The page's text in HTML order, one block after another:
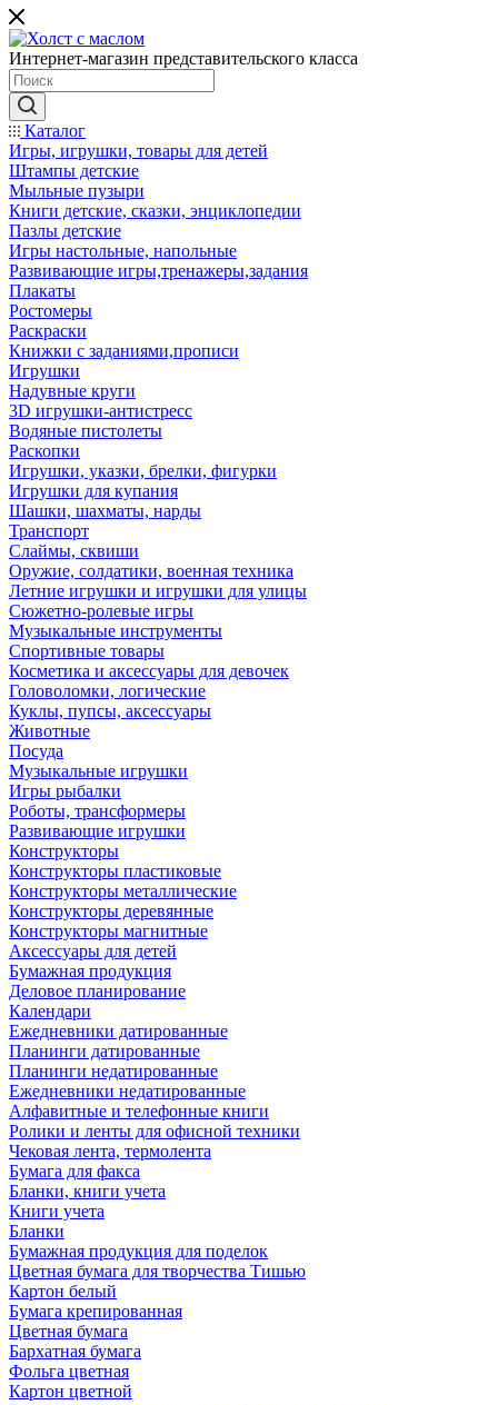
Интернет-магазин представительского класса
Каталог
Игры, игрушки, товары для детей
Штампы детские
Мыльные пузыри
Книги детские, сказки, энциклопедии
Пазлы детские
Игры настольные, напольные
Развивающие игры,тренажеры,задания
Плакаты
Ростомеры
Раскраски
Книжки с заданиями,прописи
Игрушки
Надувные круги
3D игрушки-антистресс
Водяные пистолеты
Раскопки
Игрушки, указки, брелки, фигурки
Игрушки для купания
Шашки, шахматы, нарды
Транспорт
Слаймы, сквиши
Оружие, солдатики, военная техника
Летние игрушки и игрушки для улицы
Сюжетно-ролевые игры
Музыкальные инструменты
Спортивные товары
Косметика и аксессуары для девочек
Головоломки, логические
Куклы, пупсы, аксессуары
Животные
Посуда
Музыкальные игрушки
Игры рыбалки
Роботы, трансформеры
Развивающие игрушки
Конструкторы
Конструкторы пластиковые
Конструкторы металлические
Конструкторы деревянные
Конструкторы магнитные
Аксессуары для детей
Бумажная продукция
Деловое планирование
Календари
Ежедневники датированные
Планинги датированные
Планинги недатированные
Ежедневники недатированные
Алфавитные и телефонные книги
Ролики и ленты для офисной техники
Чековая лента, термолента
Бумага для факса
Бланки, книги учета
Книги учета
Бланки
Бумажная продукция для поделок
Цветная бумага для творчества Тишью
Картон белый
Бумага крепированная
Цветная бумага
Бархатная бумага
Фольга цветная
Картон цветной